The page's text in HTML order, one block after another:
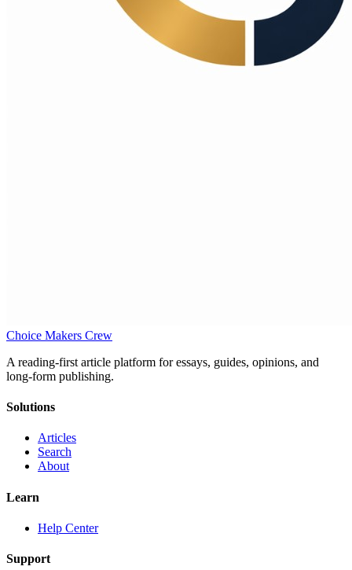
Choice Makers Crew
A reading-first article platform for essays, guides, opinions, and
long-form publishing.
Solutions
Articles
Search
About
Learn
Help Center
Support